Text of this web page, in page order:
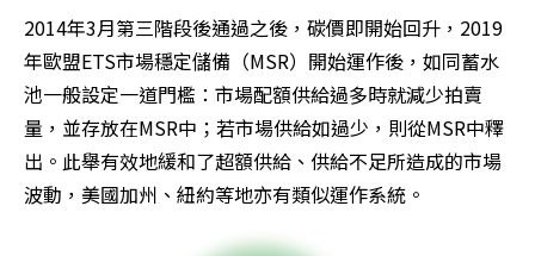
2014年3月第三階段後通過之後，碳價即開始回升，2019
年歐盟ETS市場穩定儲備（MSR）開始運作後，如同蓄水
池一般設定一道門檻：市場配額供給過多時就減少拍賣
量，並存放在MSR中；若市場供給如過少，則從MSR中釋
出。此舉有效地緩和了超額供給、供給不足所造成的市場
波動，美國加州、紐約等地亦有類似運作系統。